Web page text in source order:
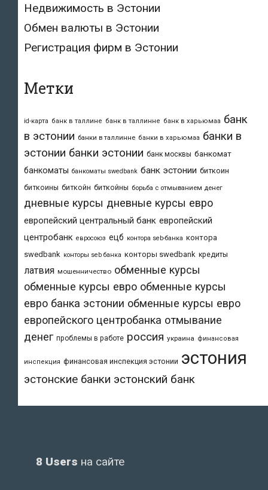
Недвижимость в Эстонии
Обмен валюты в Эстонии
Регистрация фирм в Эстонии
Метки
id-карта банк в таллине банк в таллинне банк в харьюмаа банк
в эстонии банки в таллинне банки в харьюмаа банки в
эстонии банки эстонии банк москвы банкомат
банкоматы банкоматы swedbank банк эстонии биткоин
биткоины биткойн биткойны борьба с отмыванием денег
дневные курсы дневные курсы евро
европейский центральный банк европейский
центробанк евросоюз ецб контора seb-банка контора
swedbank конторы seb банка конторы swedbank кредиты
латвия мошенничество обменные курсы
обменные курсы евро обменные курсы
евро банка эстонии обменные курсы евро
европейского центробанка отмывание
денег проблемы в работе россия украина финансовая
инспекция финансовая инспекция эстонии эстония
эстонские банки эстонский банк
8 Users на сайте